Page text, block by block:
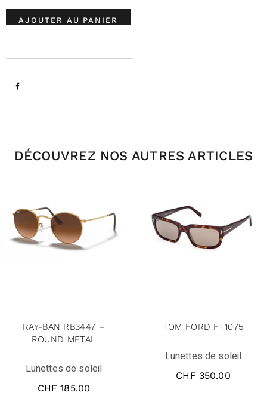
AJOUTER AU PANIER
DÉCOUVREZ NOS AUTRES ARTICLES
RAY-BAN RB3447 –
ROUND METAL
Lunettes de soleil
CHF 185.00
TOM FORD FT1075
Lunettes de soleil
CHF 350.00